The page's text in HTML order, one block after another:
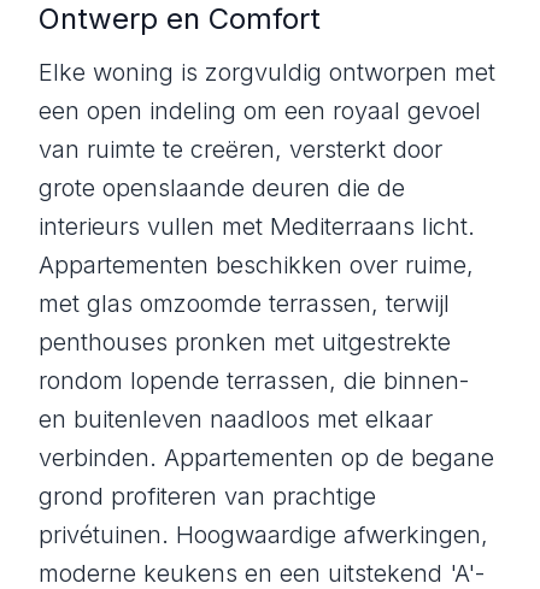
Ontwerp en Comfort
Elke woning is zorgvuldig ontworpen met
een open indeling om een royaal gevoel
van ruimte te creëren, versterkt door
grote openslaande deuren die de
interieurs vullen met Mediterraans licht.
Appartementen beschikken over ruime,
met glas omzoomde terrassen, terwijl
penthouses pronken met uitgestrekte
rondom lopende terrassen, die binnen-
en buitenleven naadloos met elkaar
verbinden. Appartementen op de begane
grond profiteren van prachtige
privétuinen. Hoogwaardige afwerkingen,
moderne keukens en een uitstekend 'A'-